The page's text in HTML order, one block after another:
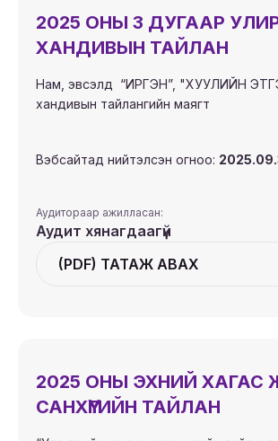
2025 ОНЫ 3 ДУГААР
ХАНДИВЫН ТАЙЛАН
Нам, эвсэлд “ИРГЭН”, "ХУУЛИЙН
хандивын тайлангийн маягт
Вэбсайтад нийтэлсэн огноо:
Аудитораар ажилласан:
Аудит хянагдаагүй
(PDF) ТАТАЖ АВАХ
2025 ОНЫ ЭХНИЙ ХАГАС
САНХҮҮГИЙН ТАЙЛАН